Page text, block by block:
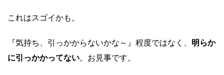
これはスゴイかも。
『気持ち、引っかからないかな～』程度ではなく、 明らか
に引っかかってない。お見事です。